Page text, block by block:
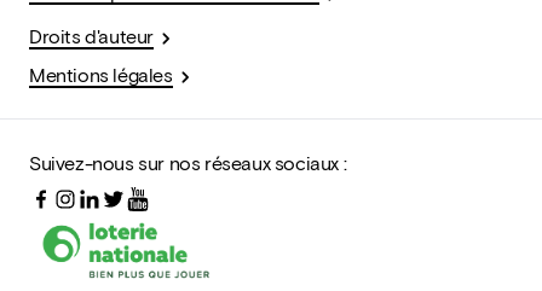
Droits d'auteur
Mentions légales
Suivez-nous sur nos réseaux sociaux :